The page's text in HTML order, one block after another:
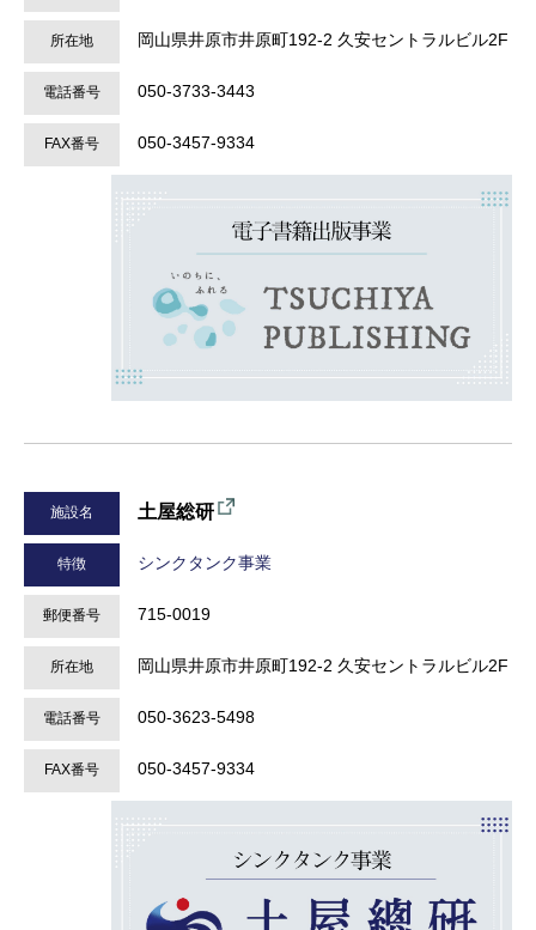
所在地 岡山県井原市井原町192-2 久安セントラルビル2F
電話番号 050-3733-3443
FAX番号 050-3457-9334
施設名 土屋総研
特徴 シンクタンク事業
郵便番号 715-0019
所在地 岡山県井原市井原町192-2 久安セントラルビル2F
電話番号 050-3623-5498
FAX番号 050-3457-9334